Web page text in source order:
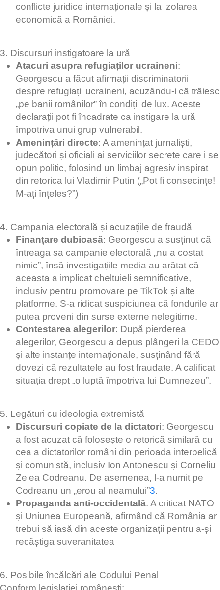
conflicte juridice internaționale și la izolarea
economică a României.
3. Discursuri instigatoare la ură
Atacuri asupra refugiaților ucraineni:
Georgescu a făcut afirmații discriminatorii
despre refugiații ucraineni, acuzându-i că trăiesc
„pe banii românilor” în condiții de lux. Aceste
declarații pot fi încadrate ca instigare la ură
împotriva unui grup vulnerabil.
Amenințări directe: A amenințat jurnaliști,
judecători și oficiali ai serviciilor secrete care i se
opun politic, folosind un limbaj agresiv inspirat
din retorica lui Vladimir Putin („Pot fi consecințe!
M-ați înțeles?”)
4. Campania electorală și acuzațiile de fraudă
Finanțare dubioasă: Georgescu a susținut că
întreaga sa campanie electorală „nu a costat
nimic”, însă investigațiile media au arătat că
aceasta a implicat cheltuieli semnificative,
inclusiv pentru promovare pe TikTok și alte
platforme. S-a ridicat suspiciunea că fondurile ar
putea proveni din surse externe nelegitime.
Contestarea alegerilor: După pierderea
alegerilor, Georgescu a depus plângeri la CEDO
și alte instanțe internaționale, susținând fără
dovezi că rezultatele au fost fraudate. A calificat
situația drept „o luptă împotriva lui Dumnezeu”.
5. Legături cu ideologia extremistă
Discursuri copiate de la dictatori: Georgescu
a fost acuzat că folosește o retorică similară cu
cea a dictatorilor români din perioada interbelică
și comunistă, inclusiv Ion Antonescu și Corneliu
Zelea Codreanu. De asemenea, l-a numit pe
Codreanu un „erou al neamului”3.
Propaganda anti-occidentală: A criticat NATO
și Uniunea Europeană, afirmând că România ar
trebui să iasă din aceste organizații pentru a-și
recâștiga suveranitatea
6. Posibile încălcări ale Codului Penal
Conform legislației românești: